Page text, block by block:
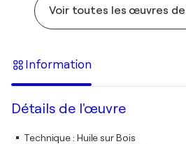
Voir toutes les œuvres de
Information
Détails de l'œuvre
Technique: Huile sur Bois